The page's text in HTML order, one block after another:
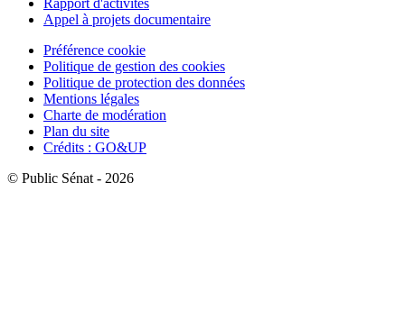
Rapport d'activités
Appel à projets documentaire
Préférence cookie
Politique de gestion des cookies
Politique de protection des données
Mentions légales
Charte de modération
Plan du site
Crédits : GO&UP
© Public Sénat - 2026